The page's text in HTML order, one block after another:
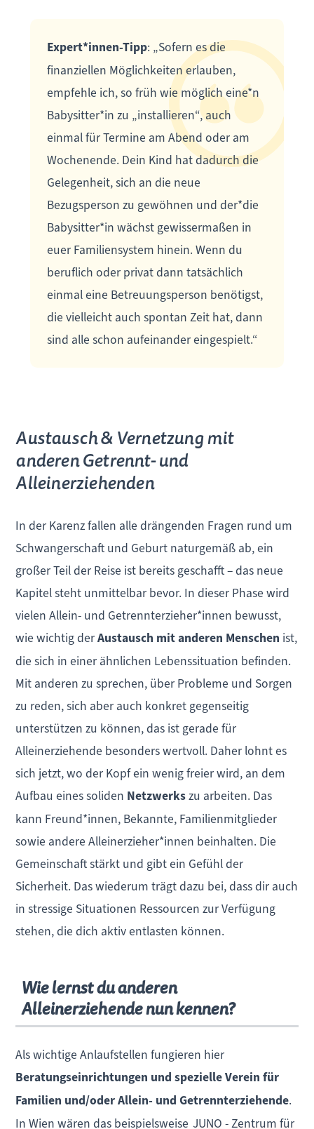
Expert*innen-Tipp: „Sofern es die
finanziellen Möglichkeiten erlauben,
empfehle ich, so früh wie möglich eine*n
Babysitter*in zu „installieren“, auch
einmal für Termine am Abend oder am
Wochenende. Dein Kind hat dadurch die
Gelegenheit, sich an die neue
Bezugsperson zu gewöhnen und der*die
Babysitter*in wächst gewissermaßen in
euer Familiensystem hinein. Wenn du
beruflich oder privat dann tatsächlich
einmal eine Betreuungsperson benötigst,
die vielleicht auch spontan Zeit hat, dann
sind alle schon aufeinander eingespielt.“
Austausch & Vernetzung mit
anderen Getrennt- und
Alleinerziehenden
In der Karenz fallen alle drängenden Fragen rund um
Schwangerschaft und Geburt naturgemäß ab, ein
großer Teil der Reise ist bereits geschafft – das neue
Kapitel steht unmittelbar bevor. In dieser Phase wird
vielen Allein- und Getrennterzieher*innen bewusst,
wie wichtig derAustausch mit anderen Menschen ist,
die sich in einer ähnlichen Lebenssituation befinden.
Mit anderen zu sprechen, über Probleme und Sorgen
zu reden, sich aber auch konkret gegenseitig
unterstützen zu können, das ist gerade für
Alleinerziehende besonders wertvoll. Daher lohnt es
sich jetzt, wo der Kopf ein wenig freier wird, an dem
Aufbau eines soliden Netzwerkszu arbeiten. Das
kann Freund*innen, Bekannte, Familienmitglieder
sowie andere Alleinerzieher*innen beinhalten. Die
Gemeinschaft stärkt und gibt ein Gefühl der
Sicherheit. Das wiederum trägt dazu bei, dass dir auch
in stressige Situationen Ressourcen zur Verfügung
stehen, die dich aktiv entlasten können.
Wie lernst du anderen
Alleinerziehende nun kennen?
Als wichtige Anlaufstellen fungieren hier
Beratungseinrichtungen und spezielle Verein für
Familien und/oder Allein- und Getrennterziehende.
In Wien wären das beispielsweise JUNO - Zentrum für